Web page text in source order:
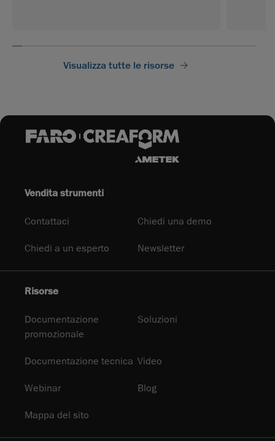
Visualizza tutte le risorse
Vendita strumenti
Contattaci Chiedi una demo
Chiedi a un esperto Newsletter
Risorse
Documentazione
promozionale
Soluzioni
Documentazione tecnica Video
Webinar Blog
Mappa del sito